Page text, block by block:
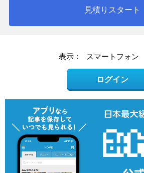
見積りスタート
表示： スマートフォン
ログイン